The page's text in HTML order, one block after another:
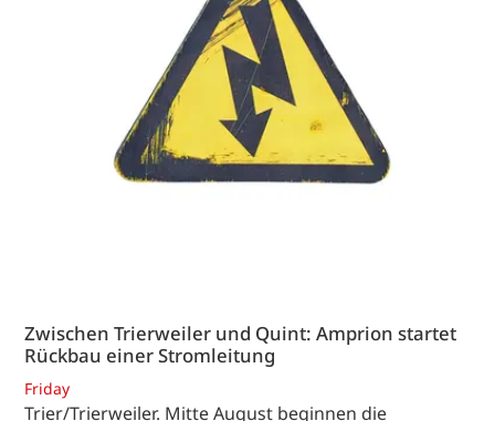
Zwischen Trierweiler und Quint: Amprion startet
Rückbau einer Stromleitung
Friday
Trier/Trierweiler. Mitte August beginnen die